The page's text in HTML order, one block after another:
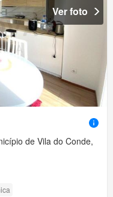
Ver foto
de Vila do Conde,